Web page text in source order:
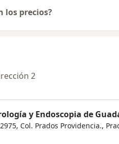
los precios?
2
y Endoscopia de
Col. Prados Providencia.,